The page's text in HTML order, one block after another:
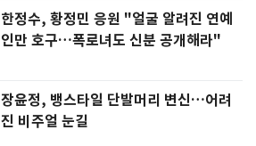
한정수, 황정민 응원 "얼굴 알려진 연예
인만 호구…폭로녀도 신분 공개해라"
장윤정, 뱅스타일 단발머리 변신…어려
진 비주얼 눈길